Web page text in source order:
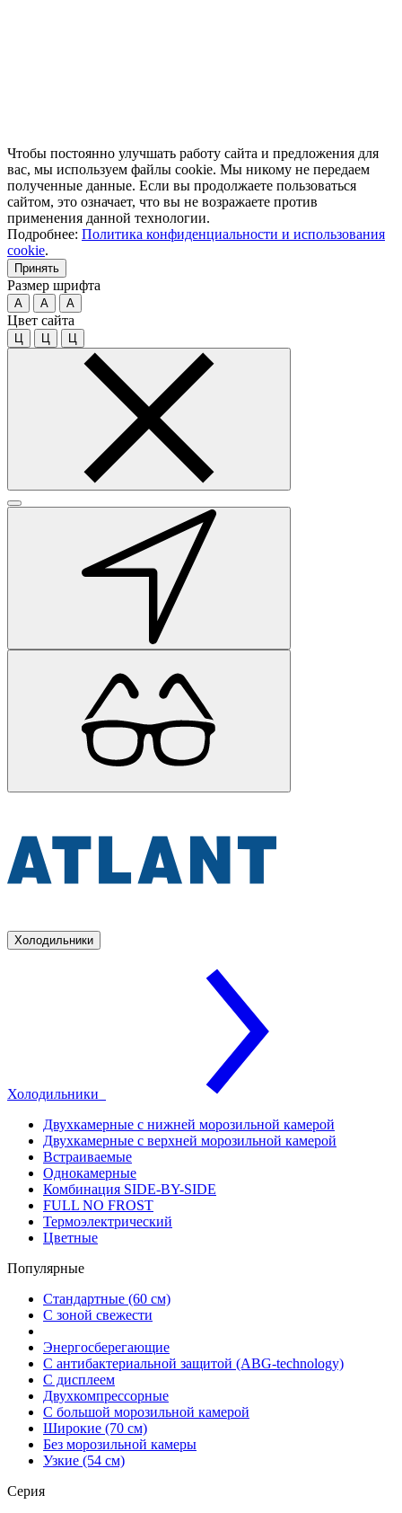
Чтобы постоянно улучшать работу сайта и предложения для
вас, мы используем файлы cookie. Мы никому не передаем
полученные данные. Если вы продолжаете пользоваться
сайтом, это означает, что вы не возражаете против
применения данной технологии.
Подробнее: Политика конфиденциальности и использования
cookie.
Принять
Размер шрифта
A A A
Цвет сайта
Ц Ц Ц
Холодильники
Холодильники
Двухкамерные с нижней морозильной камерой
Двухкамерные с верхней морозильной камерой
Встраиваемые
Однокамерные
Комбинация SIDE-BY-SIDE
FULL NO FROST
Термоэлектрический
Цветные
Популярные
Стандартные (60 см)
С зоной свежести
Энергосберегающие
С антибактериальной защитой (ABG-technology)
С дисплеем
Двухкомпрессорные
С большой морозильной камерой
Широкие (70 см)
Без морозильной камеры
Узкие (54 см)
Серия